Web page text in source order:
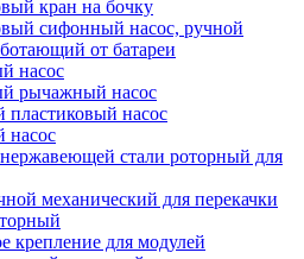
кран на бочку
сифонный насос, ручной
от батареи
насос
рычажный насос
пластиковый насос
насос
стали роторный для
механический для перекачки
крепление для модулей